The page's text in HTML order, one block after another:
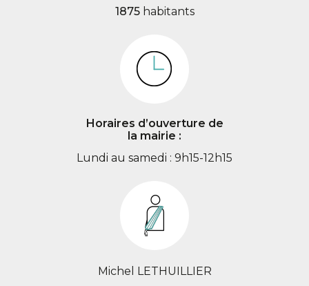
1875habitants
Horaires d’ouverture de
la mairie :
Lundi au samedi : 9h15-12h15
Michel LETHUILLIER